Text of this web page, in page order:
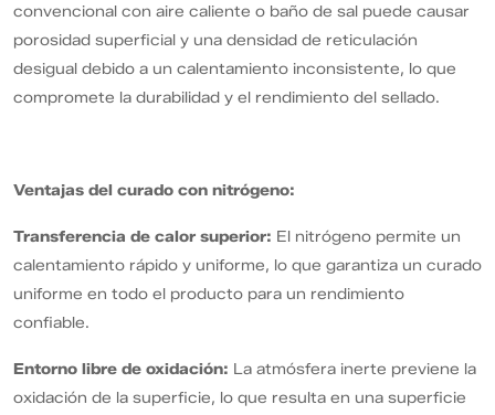
convencional con aire caliente o baño de sal puede causar
porosidad superficial y una densidad de reticulación
desigual debido a un calentamiento inconsistente, lo que
compromete la durabilidad y el rendimiento del sellado.
Ventajas del curado con nitrógeno:
Transferencia de calor superior: El nitrógeno permite un
calentamiento rápido y uniforme, lo que garantiza un curado
uniforme en todo el producto para un rendimiento
confiable.
Entorno libre de oxidación: La atmósfera inerte previene la
oxidación de la superficie, lo que resulta en una superficie